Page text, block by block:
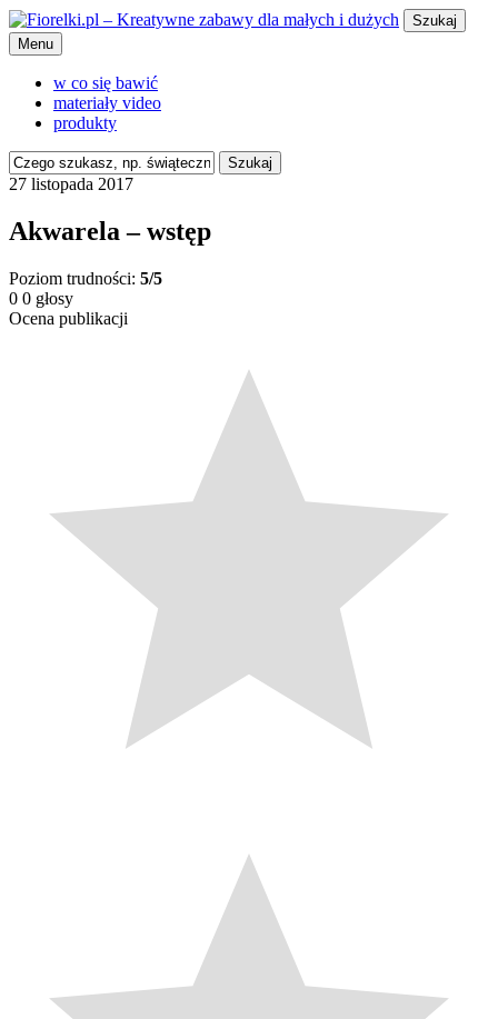
Szukaj
Menu
w co się bawić
materiały video
produkty
Szukaj
27 listopada 2017
Akwarela – wstęp
Poziom trudności: 5/5
0 0 głosy
Ocena publikacji